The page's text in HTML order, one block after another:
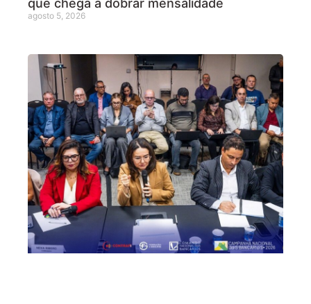
que chega a dobrar mensalidade
agosto 5, 2026